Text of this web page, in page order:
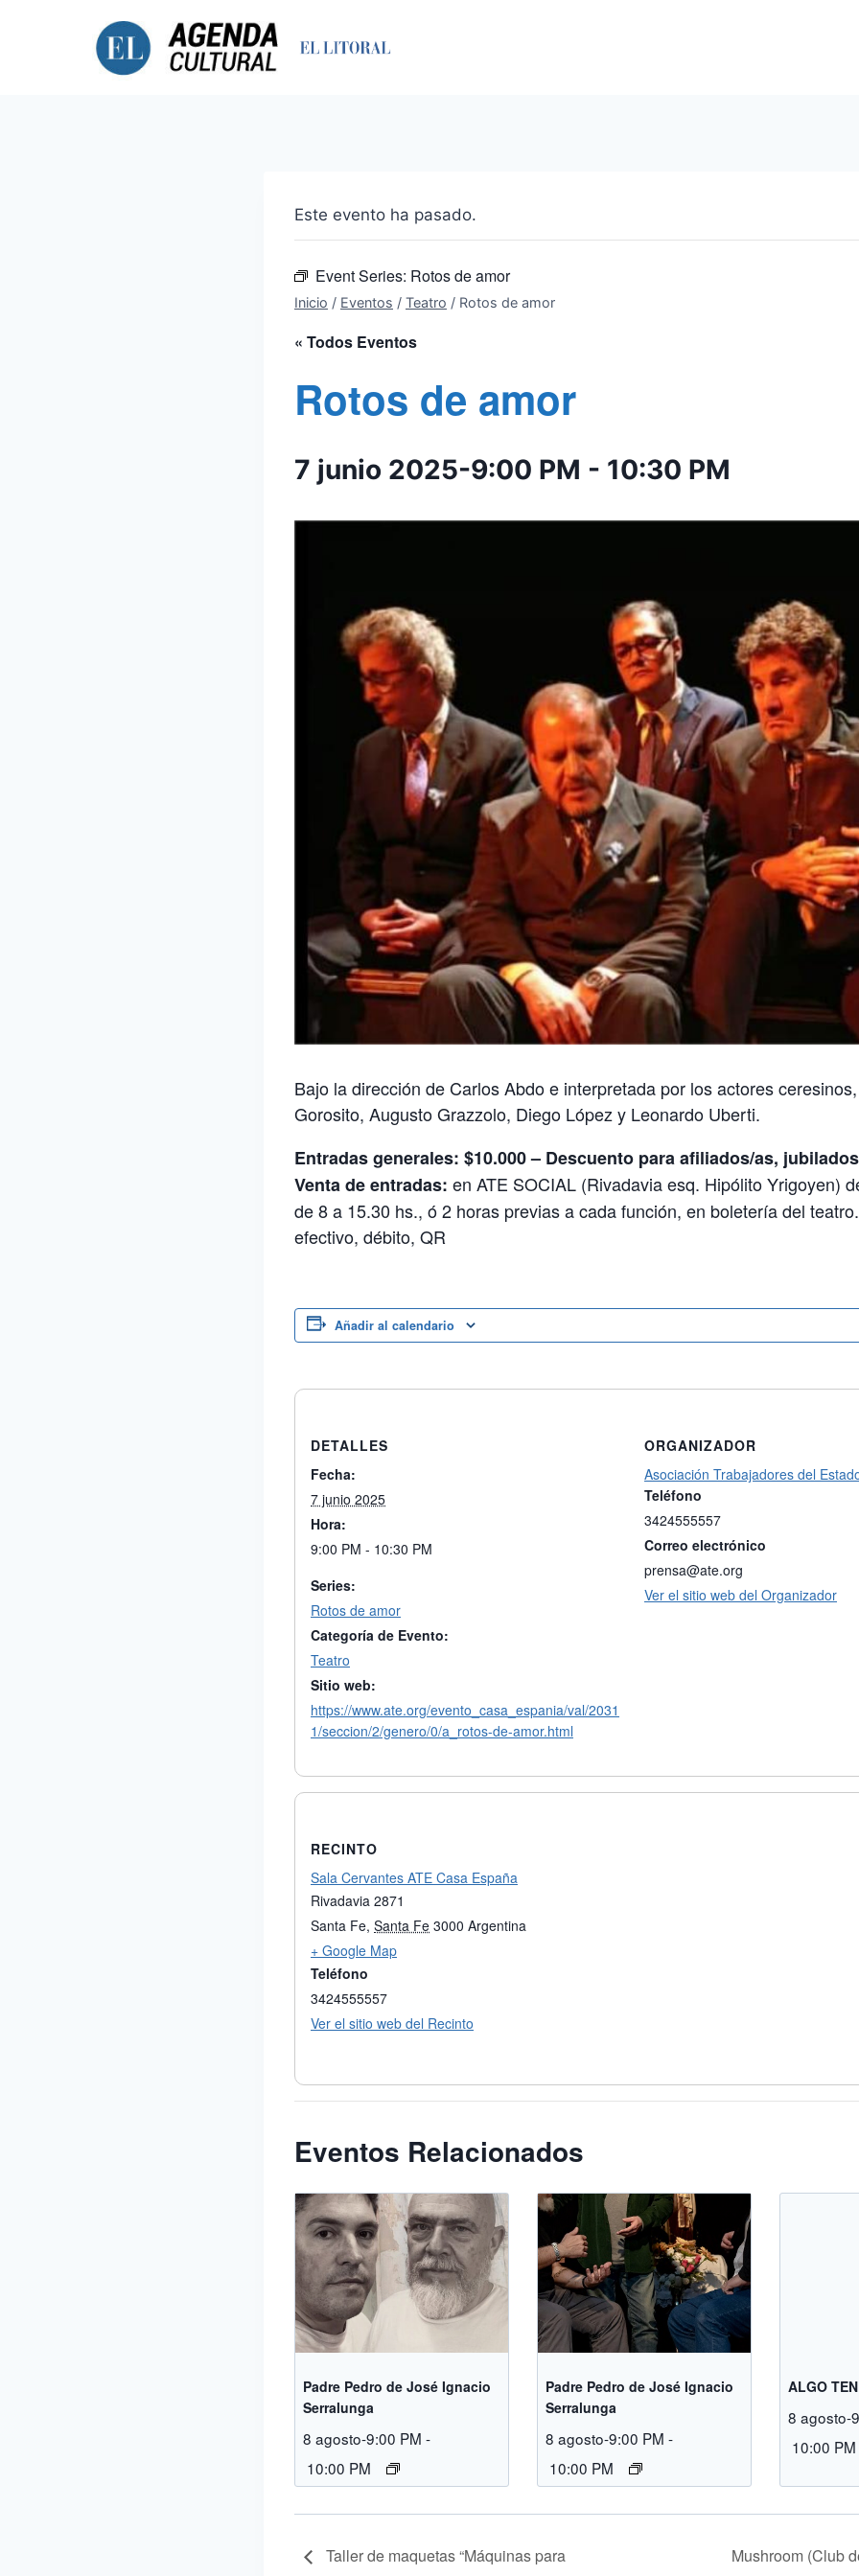
Este evento ha pasado.
Event Series: Rotos de amor
Inicio / Eventos / Teatro / Rotos de amor
« Todos Eventos
Rotos de amor
7 junio 2025-9:00 PM - 10:30 PM
Bajo la dirección de Carlos Abdo e interpretada por los actores
Gorosito, Augusto Grazzolo, Diego López y Leonardo Uberti.
Entradas generales: $10.000 – Descuento para afiliados/as,
Venta de entradas: en ATE SOCIAL (Rivadavia esq. Hipólito Yrigoyen)
de 8 a 15.30 hs., ó 2 horas previas a cada función, en boletería del
efectivo, débito, QR
Añadir al calendario
DETALLES
Fecha:
7 junio 2025
Hora:
9:00 PM - 10:30 PM
Series:
Rotos de amor
Categoría de Evento:
Teatro
Sitio web:
https://www.ate.org/evento_casa_espania/val/2031
1/seccion/2/genero/0/a_rotos-de-amor.html
ORGANIZADOR
Asociación Trabajadores del
Teléfono
3424555557
Correo electrónico
prensa@ate.org
Ver el sitio web del Organizador
RECINTO
Sala Cervantes ATE Casa España
Rivadavia 2871
Santa Fe, Santa Fe 3000 Argentina
+ Google Map
Teléfono
3424555557
Ver el sitio web del Recinto
Eventos Relacionados
Padre Pedro de José Ignacio
Serralunga
8 agosto-9:00 PM -
10:00 PM
Padre Pedro de José Ignacio
Serralunga
8 agosto-9:00 PM -
10:00 PM
ALGO
8 agosto-
10:00 PM
Taller de maquetas “Máquinas para
Mushroom (Club